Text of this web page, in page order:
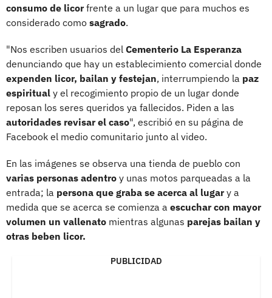
consumo de licorfrente a un lugar que para muchos es
considerado como sagrado.
"Nos escriben usuarios del Cementerio La Esperanza
denunciando que hay un establecimiento comercial donde
expenden licor, bailan y festejan, interrumpiendo la paz
espiritual y el recogimiento propio de un lugar donde
reposan los seres queridos ya fallecidos. Piden a las
autoridades revisar el caso", escribió en su página de
Facebook el medio comunitario junto al video.
En las imágenes se observa una tienda de pueblo con
varias personas adentro y unas motos parqueadas a la
entrada; la persona que graba se acerca al lugary a
medida que se acerca se comienza a escuchar con mayor
volumen un vallenato mientras algunas parejas bailan y
otras beben licor.
PUBLICIDAD